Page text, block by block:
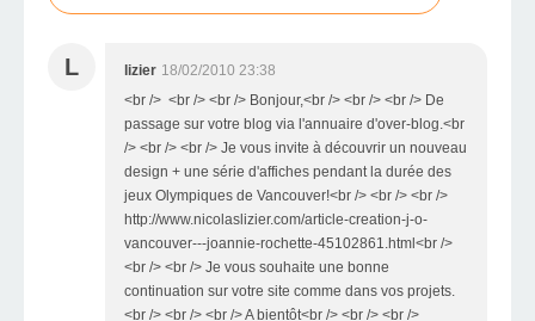
L lizier 18/02/2010 23:38
<br /> <br /> <br /> Bonjour,<br /> <br /> <br /> De
passage sur votre blog via l'annuaire d'over-blog.<br
/> <br /> <br /> Je vous invite à découvrir un nouveau
design + une série d'affiches pendant la durée des
jeux Olympiques de Vancouver!<br /> <br /> <br />
http://www.nicolaslizier.com/article-creation-j-o-
vancouver---joannie-rochette-45102861.html<br />
<br /> <br /> Je vous souhaite une bonne
continuation sur votre site comme dans vos projets.
<br /> <br /> <br /> A bientôt<br /> <br /> <br />